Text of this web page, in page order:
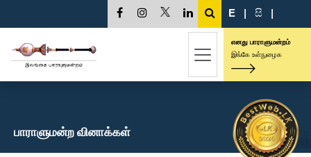
E | සි |
எனது பாராளுமன்றம்
இங்கே உள்நுழைக
பாராளுமன்ற வினாக்கள்